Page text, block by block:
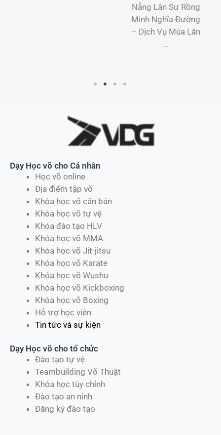
Nẵng Lân Sư Rồng
Minh Nghĩa Đường
– Dịch Vụ Múa Lân
...
Dạy Học võ cho Cá nhân
Học võ online
Địa điểm tập võ
Khóa học võ căn bản
Khóa học võ tự vệ
Khóa đào tạo HLV
Khóa học võ MMA
Khóa học võ Jit-jitsu
Khóa học võ Karate
Khóa học võ Wushu
Khóa học võ Kickboxing
Khóa học võ Boxing
Hỗ trợ học viên
Tin tức và sự kiện
Dạy Học võ cho tổ chức
Đào tạo tự vệ
Teambuilding Võ Thuật
Khóa học tùy chỉnh
Đào tạo an ninh
Đăng ký đào tạo